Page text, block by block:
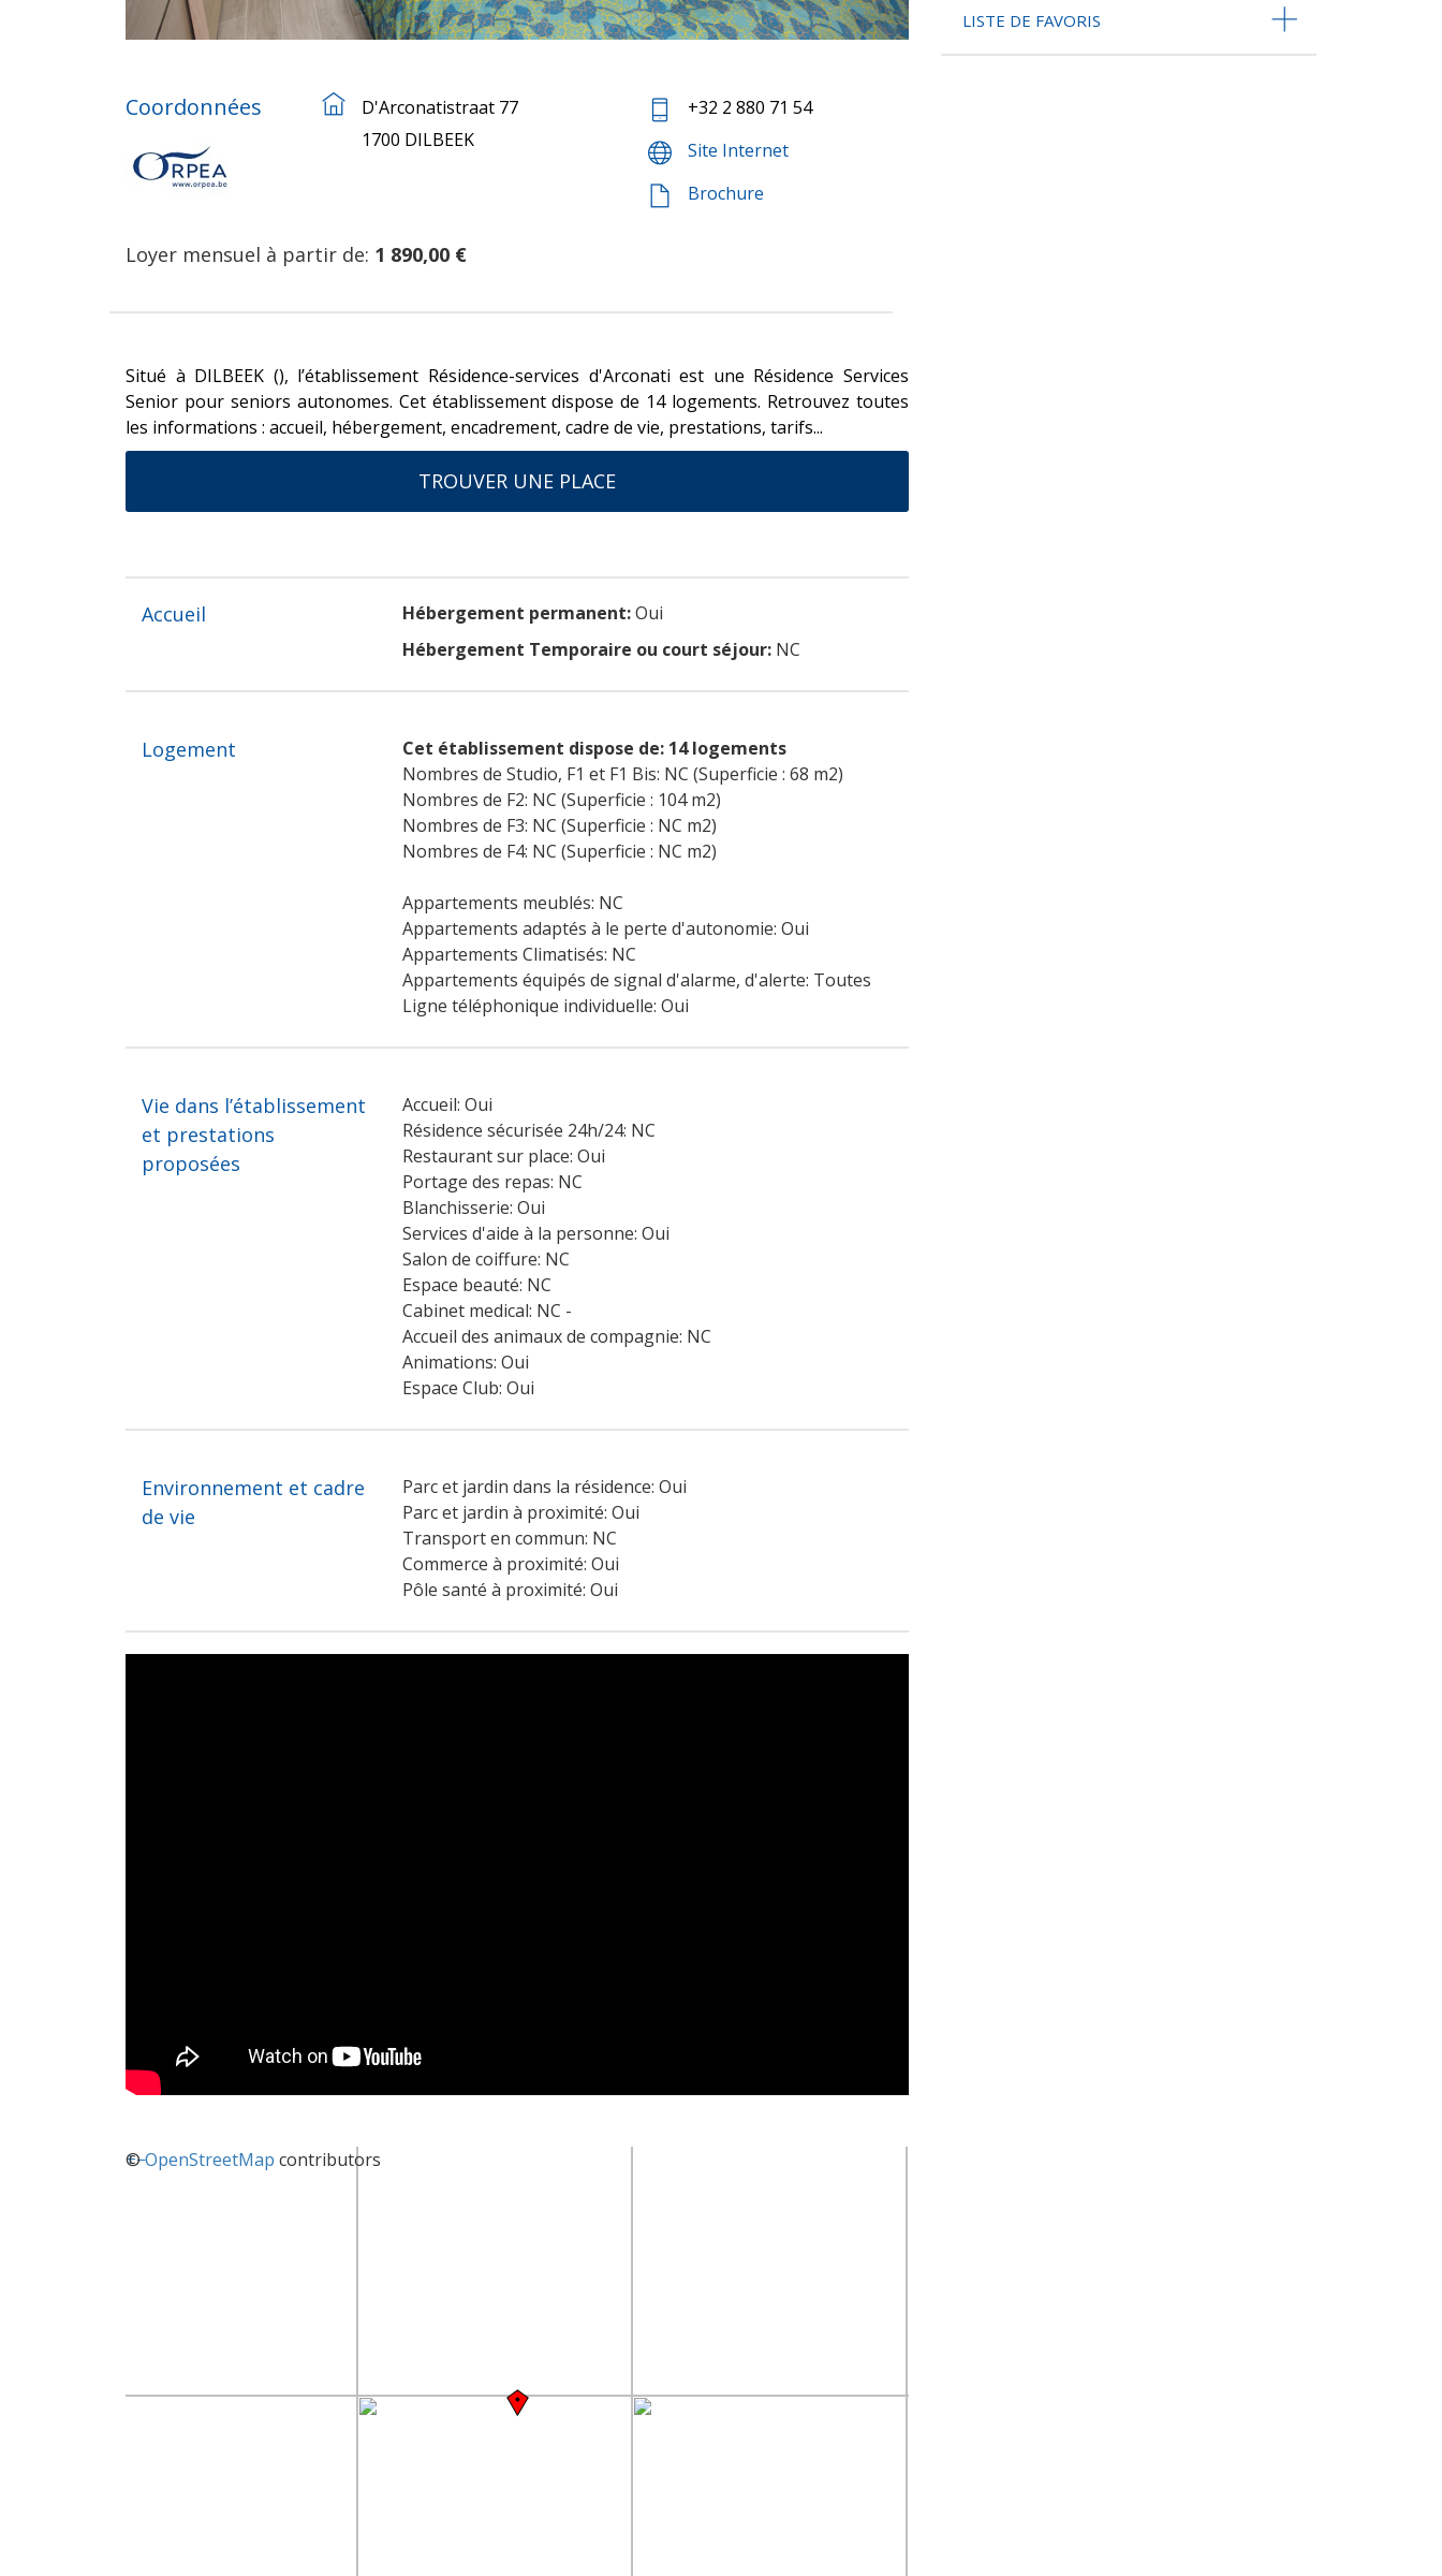
Coordonnées
D'Arconatistraat 77
1700 DILBEEK
+32 2 880 71 54
Site Internet
Brochure
Loyer mensuel à partir de: 1 890,00 €
Situé à DILBEEK (), l’établissement Résidence-services d'Arconati est une Résidence Services
Senior pour seniors autonomes. Cet établissement dispose de 14 logements. Retrouvez toutes
les informations : accueil, hébergement, encadrement, cadre de vie, prestations, tarifs...
TROUVER UNE PLACE
Accueil Hébergement permanent:Oui
Hébergement Temporaire ou court séjour: NC
Logement
Cet établissement dispose de: 14 logements
Nombres de Studio, F1 et F1 Bis: NC (Superficie : 68 m2)
Nombres de F2: NC (Superficie : 104 m2)
Nombres de F3: NC (Superficie : NC m2)
Nombres de F4: NC (Superficie : NC m2)
Appartements meublés: NC
Appartements adaptés à le perte d'autonomie: Oui
Appartements Climatisés: NC
Appartements équipés de signal d'alarme, d'alerte: Toutes
Ligne téléphonique individuelle: Oui
Vie dans l’établissement
et prestations
proposées
Accueil: Oui
Résidence sécurisée 24h/24: NC
Restaurant sur place: Oui
Portage des repas: NC
Blanchisserie: Oui
Services d'aide à la personne: Oui
Salon de coiffure: NC
Espace beauté: NC
Cabinet medical: NC -
Accueil des animaux de compagnie: NC
Animations: Oui
Espace Club: Oui
Environnement et cadre
de vie
Parc et jardin dans la résidence: Oui
Parc et jardin à proximité: Oui
Transport en commun: NC
Commerce à proximité: Oui
Pôle santé à proximité: Oui
+−
©OpenStreetMap contributors
LISTE DE FAVORIS